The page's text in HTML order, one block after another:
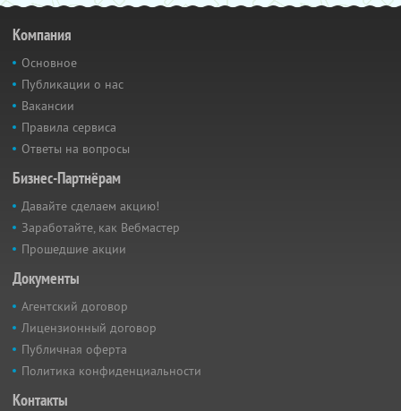
Компания
Основное
Публикации о нас
Вакансии
Правила сервиса
Ответы на вопросы
Бизнес-Партнёрам
Давайте сделаем акцию!
Заработайте, как Вебмастер
Прошедшие акции
Документы
Агентский договор
Лицензионный договор
Публичная оферта
Политика конфиденциальности
Контакты